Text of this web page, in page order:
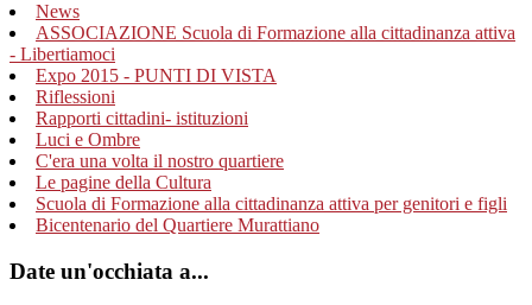
News
ASSOCIAZIONE Scuola di Formazione alla cittadinanza attiva
- Libertiamoci
Expo 2015 - PUNTI DI VISTA
Riflessioni
Rapporti cittadini- istituzioni
Luci e Ombre
C'era una volta il nostro quartiere
Le pagine della Cultura
Scuola di Formazione alla cittadinanza attiva per genitori e figli
Bicentenario del Quartiere Murattiano
Date un'occhiata a...